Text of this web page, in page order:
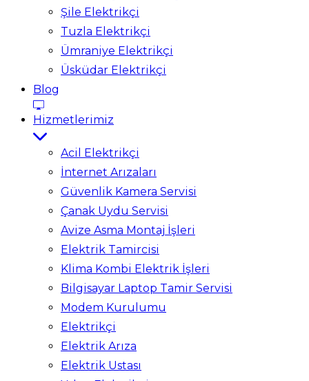
Şile Elektrikçi
Tuzla Elektrikçi
Ümraniye Elektrikçi
Üsküdar Elektrikçi
Blog
Hizmetlerimiz
Acil Elektrikçi
İnternet Arızaları
Güvenlik Kamera Servisi
Çanak Uydu Servisi
Avize Asma Montaj İşleri
Elektrik Tamircisi
Klima Kombi Elektrik İşleri
Bilgisayar Laptop Tamir Servisi
Modem Kurulumu
Elektrikçi
Elektrik Arıza
Elektrik Ustası